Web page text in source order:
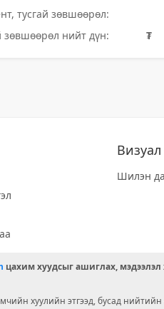
тусгай зөвшөөрөл:
зөвшөөрөл нийт дүн:
₮
Визуал
Шилэн
цахим хуудсыг ашиглах, мэдээлэл
хуулийн этгээд, бусад